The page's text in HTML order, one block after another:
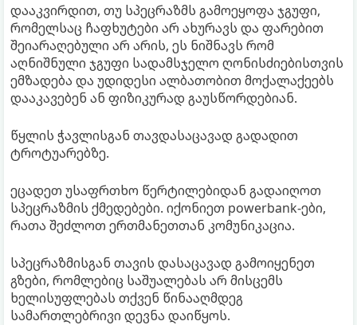
დააკვირდით, თუ სპეცრაზმს გამოეყოფა ჯგუფი,
რომელსაც ჩაფხუტები არ ახურავს და ფარებით
შეიარაღებული არ არის, ეს ნიშნავს რომ
აღნიშნული ჯგუფი სადამსჯელო ღონისძიებისთვის
ემზადება და უდიდესი ალბათობით მოქალაქეებს
დააკავებენ ან ფიზიკურად გაუსწორდებიან.
წყლის ჭავლისგან თავდასაცავად გადადით
ტროტუარებზე.
ეცადეთ უსაფრთხო წერტილებიდან გადაიღოთ
სპეცრაზმის ქმედებები. იქონიეთ powerbank-ები,
რათა შეძლოთ ერთმანეთთან კომუნიკაცია.
სპეცრაზმისგან თავის დასაცავად გამოიყენეთ
გზები, რომლებიც საშუალებას არ მისცემს
ხელისუფლებას თქვენ წინააღმდეგ
სამართლებრივი დევნა დაიწყოს.